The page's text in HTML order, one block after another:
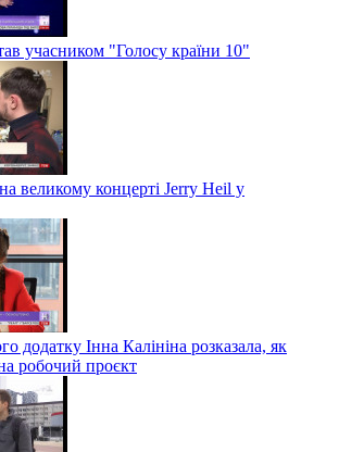
учасником "Голосу країни 10"
великому концерті Jerry Heil у
додатку Інна Калініна розказала, як
робочий проєкт